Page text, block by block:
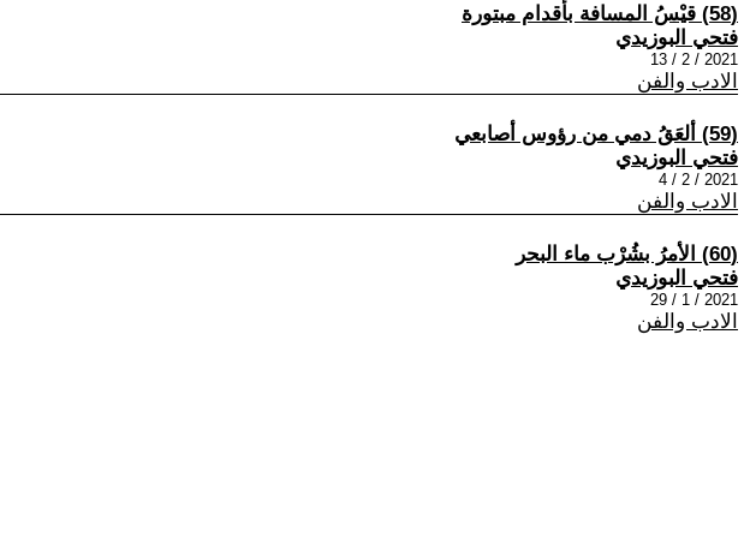
(58) قيْسُ المسافة بأقدام مبتورة
فتحي البوزيدي
2021 / 2 / 13
الادب والفن
(59) ألعَقُ دمي من رؤوس أصابعي
فتحي البوزيدي
2021 / 2 / 4
الادب والفن
(60) الأمرُ بشُرْب ماء البحر
فتحي البوزيدي
2021 / 1 / 29
الادب والفن